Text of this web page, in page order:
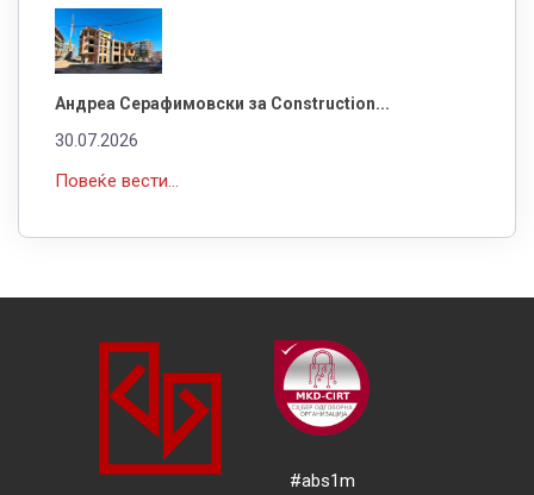
Андреа Серафимовски за Construction...
30.07.2026
Повеќе вести...
#abs1m